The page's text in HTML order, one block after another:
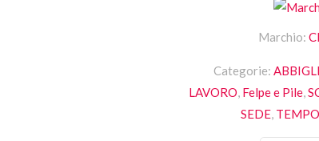
Categorie:
LAVORO, Felpe e Pile,
SEDE,
Marchio: